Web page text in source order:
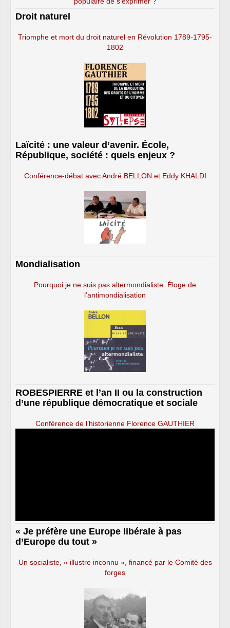
Droit naturel
Triomphe et mort du droit naturel en Révolution 1789-1795-
1802
Laïcité : une valeur d’avenir. École,
République, société : quels enjeux ?
Conférence-débat avec André BELLON et Eddy KHALDI
Mondialisation
Pourquoi je ne suis pas altermondialiste. Éloge de
l’antimondialisation
ROBESPIERRE et l’an II ou la construction
d’une république démocratique et sociale
Conférence de l’historienne Florence GAUTHIER
« Je préfère une Europe libérale à pas
d’Europe du tout »
Un socialiste, « illustre inconnu », financé par le Comité des
forges